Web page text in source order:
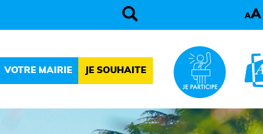
AA
VOTRE MAIRIE JE SOUHAITE